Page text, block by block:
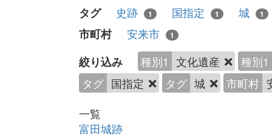
タグ 史跡 1 国指定 1 城 1
市町村 安来市 1
絞り込み 種別1 文化遺産
種別1
タグ 国指定 タグ 城 市町村
一覧
富田城跡